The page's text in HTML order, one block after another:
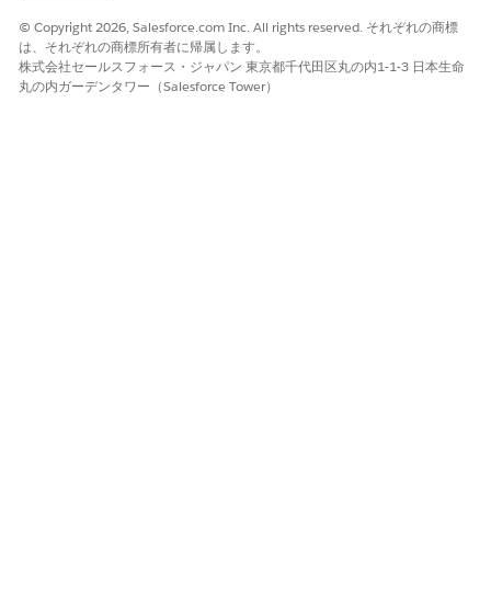
© Copyright 2026, Salesforce.com Inc. All rights reserved. それぞれの商標
は、それぞれの商標所有者に帰属します。
株式会社セールスフォース・ジャパン 東京都千代田区丸の内1-1-3 日本生命
丸の内ガーデンタワー（Salesforce Tower）